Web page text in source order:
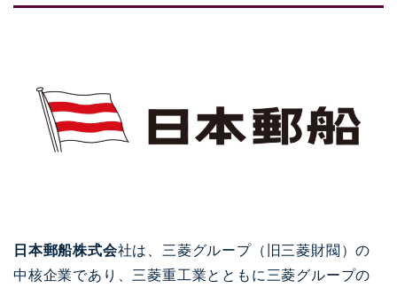
日本郵船株式会社は、三菱グループ（旧三菱財閥）の
中核企業であり、三菱重工業とともに三菱グループの